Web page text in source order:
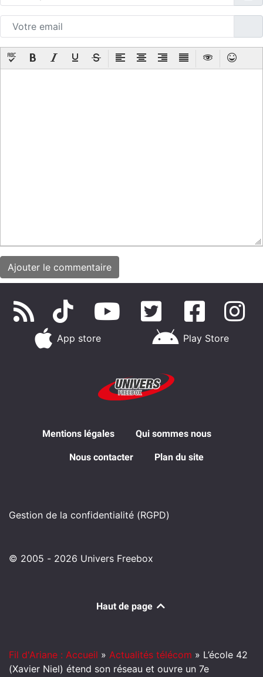
App store Play Store
Mentions légales Qui sommes nous
Nous contacter Plan du site
Gestion de la confidentialité (RGPD)
© 2005 - 2026 Univers Freebox
Haut de page
Fil d'Ariane : Accueil » Actualités télécom » L’école 42
(Xavier Niel) étend son réseau et ouvre un 7e